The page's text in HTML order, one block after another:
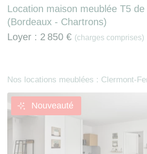
Location maison meublée T5 de
(Bordeaux - Chartrons)
Loyer : 2 850 € (charges comprises)
Nos locations meublées : Clermont-
Nouveauté